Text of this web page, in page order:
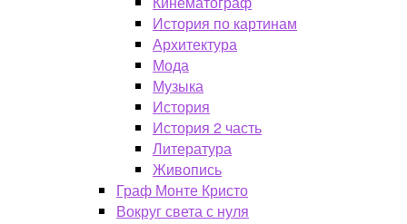
История по картинам
Архитектура
Мода
Музыка
История
История 2 часть
Литература
Живопись
Граф Монте Кристо
Вокруг света с нуля